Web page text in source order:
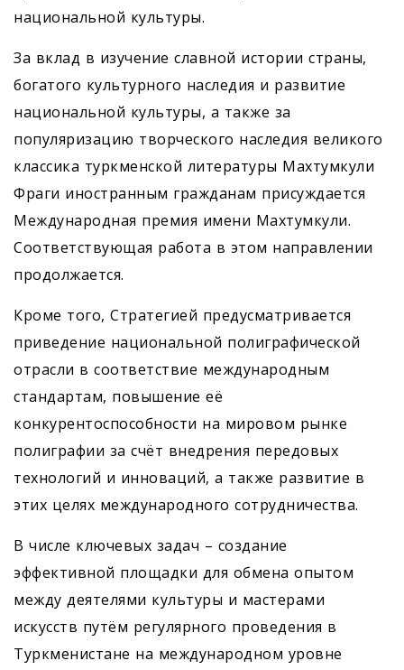
национальной культуры.
За вклад в изучение славной истории страны,
богатого культурного наследия и развитие
национальной культуры, а также за
популяризацию творческого наследия великого
классика туркменской литературы Махтумкули
Фраги иностранным гражданам присуждается
Международная премия имени Махтумкули.
Соответствующая работа в этом направлении
продолжается.
Кроме того, Стратегией предусмат­ривается
приведение национальной полиграфической
отрасли в соответствие международным
стандартам, повышение её
конкурентоспособности на мировом рынке
полиграфии за счёт внедрения передовых
технологий и инноваций, а также развитие в
этих целях международного сотрудничества.
В числе ключевых задач – создание
эффективной площадки для обмена опытом
между деятелями культуры и мастерами
искусств путём регулярного проведения в
Туркменистане на международном уровне